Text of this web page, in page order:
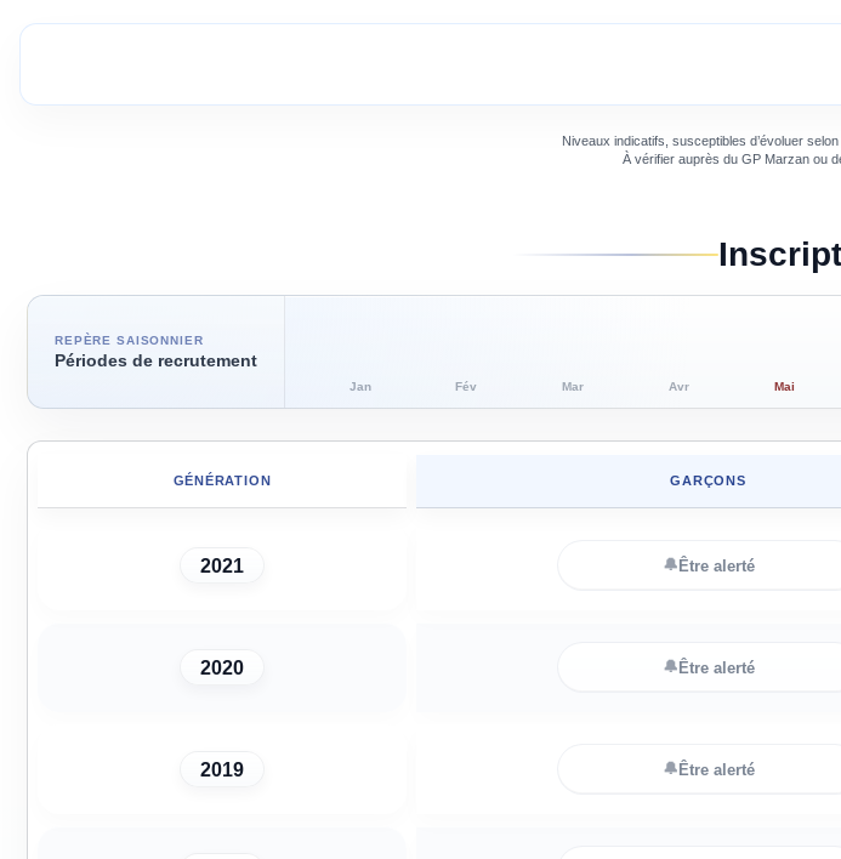
Niveaux indicatifs, susceptibles d’évoluer
À vérifier auprès du GP Marzanou
REPÈRE SAISONNIER
Périodes de recrutement
Jan Fév Mar Avr Mai
GÉNÉRATION GARÇONS
2021 🔔Être alerté
2020 🔔Être alerté
2019 🔔Être alerté